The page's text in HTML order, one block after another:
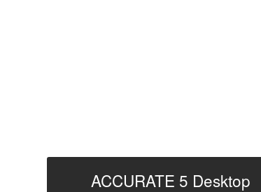
ACCURATE 5 Desktop